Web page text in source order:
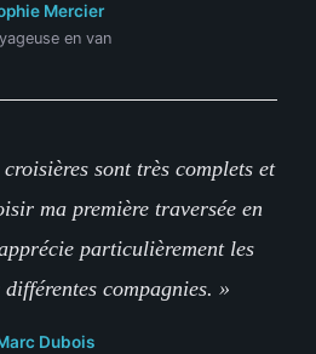
Mercier
en van
sont très complets et
ma première traversée en
particulièrement les
compagnies. »
Dubois